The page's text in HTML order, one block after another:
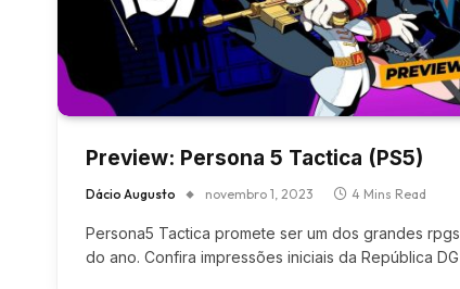
Preview: Persona 5 Tactica (PS5)
Dácio Augusto novembro 1, 2023 4 Mins Read
Persona5 Tactica promete ser um dos grandes rpgs
do ano. Confira impressões iniciais da República DG